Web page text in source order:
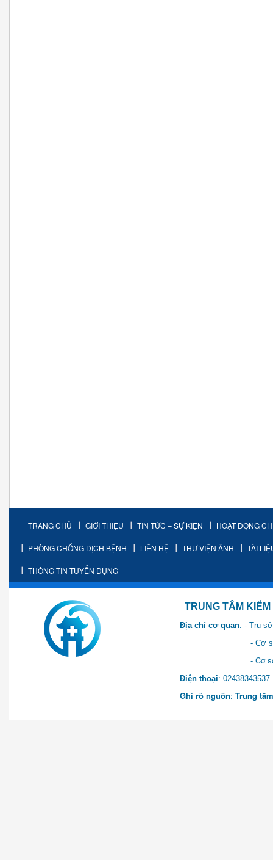
TRANG CHỦ GIỚI THIỆU TIN TỨC – SỰ KIỆN HOẠT ĐỘNG
PHÒNG CHỐNG DỊCH BỆNH LIÊN HỆ THƯ VIỆN ẢNH TÀI
THÔNG TIN TUYỂN DỤNG
TRUNG TÂM KIỂM SOÁT
Địa chỉ cơ quan: - Trụ
- Cơ sở 2: Khu Hành
- Cơ sở 3: Số 1 Ngõ 2
Điện thoại:
Ghi rõ nguồn: Trung